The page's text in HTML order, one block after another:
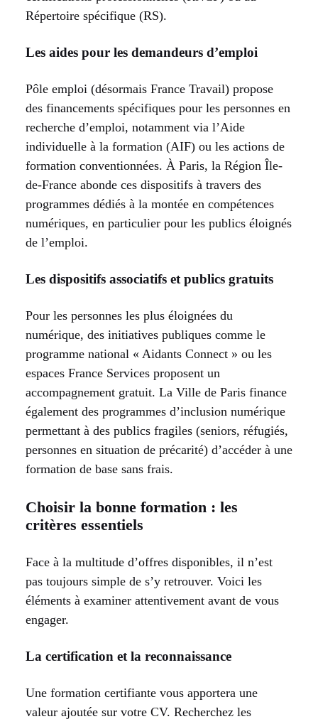
Répertoire spécifique (RS).
Les aides pour les demandeurs d’emploi
Pôle emploi (désormais France Travail) propose
des financements spécifiques pour les personnes en
recherche d’emploi, notamment via l’Aide
individuelle à la formation (AIF) ou les actions de
formation conventionnées. À Paris, la Région Île-
de-France abonde ces dispositifs à travers des
programmes dédiés à la montée en compétences
numériques, en particulier pour les publics éloignés
de l’emploi.
Les dispositifs associatifs et publics gratuits
Pour les personnes les plus éloignées du
numérique, des initiatives publiques comme le
programme national « Aidants Connect » ou les
espaces France Services proposent un
accompagnement gratuit. La Ville de Paris finance
également des programmes d’inclusion numérique
permettant à des publics fragiles (seniors, réfugiés,
personnes en situation de précarité) d’accéder à une
formation de base sans frais.
Choisir la bonne formation : les
critères essentiels
Face à la multitude d’offres disponibles, il n’est
pas toujours simple de s’y retrouver. Voici les
éléments à examiner attentivement avant de vous
engager.
La certification et la reconnaissance
Une formation certifiante vous apportera une
valeur ajoutée sur votre CV. Recherchez les